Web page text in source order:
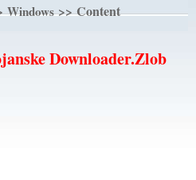
Windows>> Content
Downloader.Zlob